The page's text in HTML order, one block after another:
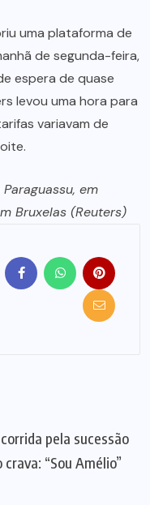
uma plataforma de
de segunda-feira,
espera de quase
levou uma hora para
variavam de
em
Bruxelas (Reuters)
pela sucessão
“Sou Amélio”